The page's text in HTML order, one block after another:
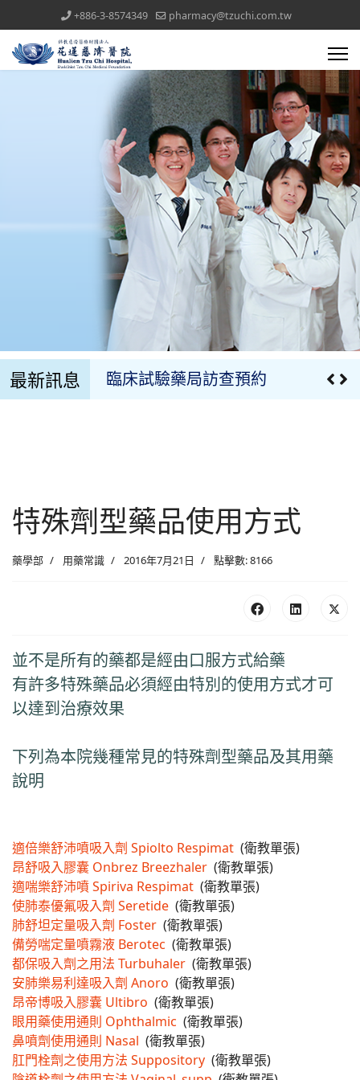
+886-3-8574349 pharmacy@tzuchi.com.tw
最新訊息
醫療團隊(all)文章對應模組
藥委會公告
臨床試驗藥局訪查預約
最新公告
慈濟藥訊
藥品異動
特殊劑型藥品使用方式
藥學部 用藥常識 2016年7月21日 點擊數: 8166
並不是所有的藥都是經由口服方式給藥
有許多特殊藥品必須經由特別的使用方式才可
以達到治療效果
下列為本院幾種常見的特殊劑型藥品及其用藥
說明
適倍樂舒沛噴吸入劑 Spiolto Respimat (衛教單張)
昂舒吸入膠囊 Onbrez Breezhaler (衛教單張)
適喘樂舒沛噴 Spiriva Respimat (衛教單張)
使肺泰優氟吸入劑 Seretide (衛教單張)
肺舒坦定量吸入劑 Foster (衛教單張)
備勞喘定量噴霧液 Berotec (衛教單張)
都保吸入劑之用法 Turbuhaler (衛教單張)
安肺樂易利達吸入劑 Anoro (衛教單張)
昂帝博吸入膠囊 Ultibro (衛教單張)
眼用藥使用通則 Ophthalmic (衛教單張)
鼻噴劑使用通則 Nasal (衛教單張)
肛門栓劑之使用方法 Suppository (衛教單張)